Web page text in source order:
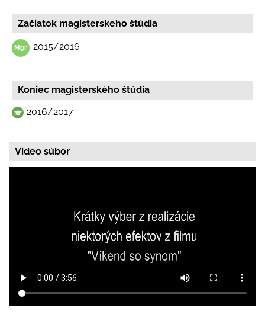
Začiatok magisterskeho štúdia
2015/2016
Koniec magisterského štúdia
2016/2017
Video súbor